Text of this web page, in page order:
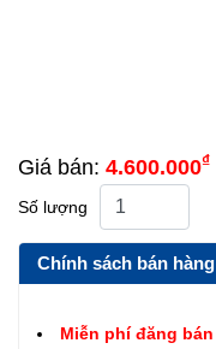
Giá bán: 4.600.000₫
Số lượng
Chính sách bán hàng
Miễn phí đăng bán